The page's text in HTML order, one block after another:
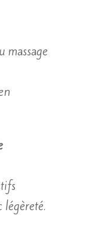
massage
légèreté.